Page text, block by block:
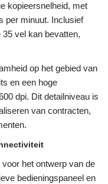
kopieersnelheid, met
per minuut. Inclusief
vel kan bevatten,
op het gebied van
en een hoge
dpi. Dit detailniveau is
van contracten,
het ontwerp van de
bedieningspaneel en